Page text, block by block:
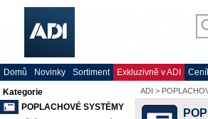
Domů Novinky Sortiment Exkluzivně v ADI
Kategorie
POPLACHOVÉ SYSTÉMY
ADI >